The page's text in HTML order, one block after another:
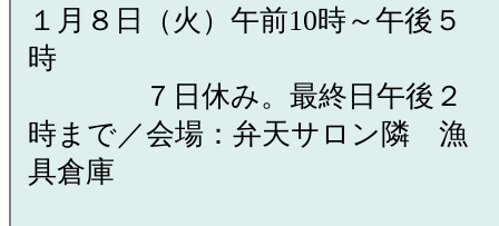
１月８日（火）午前10時～午後５
時
７日休み。最終日午後２
時まで／会場：弁天サロン隣 漁
具倉庫